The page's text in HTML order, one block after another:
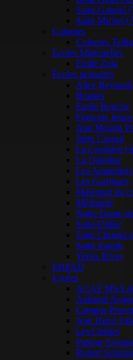
Saint-Gabriel
Saint Michel
Colonies
Colonies
Ecoles Maternelles
Emile Zola
Écoles primaires
Alice Reynaud
Brantes
Emile Bouche
François Jouve
Jean Moulin
Jules Cassini
La Croisière
La Quintine
Les Amandiers
Les Garrigues
Malemort du
Méthamis
Notre Dame
Saint-Didier
Saint Christol
Saint Joseph
Vertes Rives
EHPAD
Lycées
ACAF MSA
Aubanel
Campus
Jean Henri
Les Chênes
Pasteur
Robert